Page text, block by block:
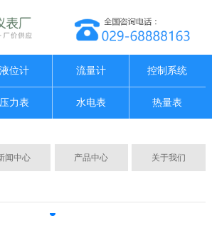
液位计 流量计 控制系统
压力表 水电表 热量表
闻中心 产品中心 关于我们